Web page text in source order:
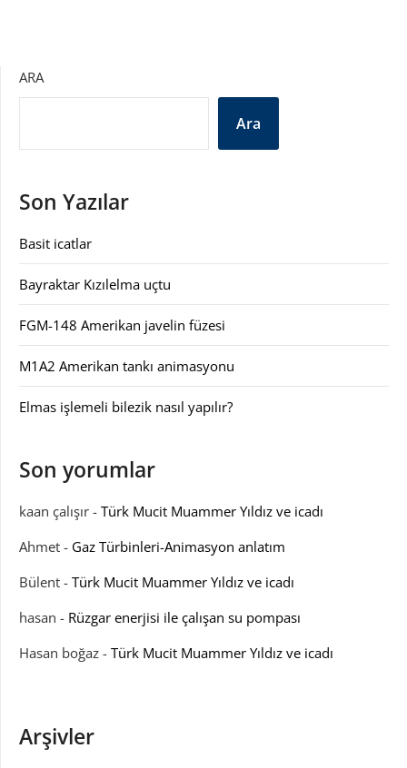
ARA
Ara
Son Yazılar
Basit icatlar
Bayraktar Kızılelma uçtu
FGM-148 Amerikan javelin füzesi
M1A2 Amerikan tankı animasyonu
Elmas işlemeli bilezik nasıl yapılır?
Son yorumlar
kaan çalışır - Türk Mucit Muammer Yıldız ve icadı
Ahmet - Gaz Türbinleri-Animasyon anlatım
Bülent - Türk Mucit Muammer Yıldız ve icadı
hasan - Rüzgar enerjisi ile çalışan su pompası
Hasan boğaz - Türk Mucit Muammer Yıldız ve icadı
Arşivler